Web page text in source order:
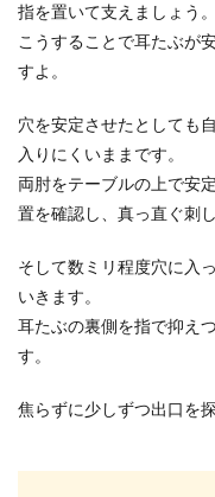
に
れ
こ
指を置いて支えましょう。
こうすることで耳たぶが
すよ。
穴を安定させたとしても
入りにくいままです。
両肘をテーブルの上で安
置を確認し、真っ直ぐ刺
そして数ミリ程度穴に入
いきます。
耳たぶの裏側を指で抑え
す。
焦らずに少しずつ出口を